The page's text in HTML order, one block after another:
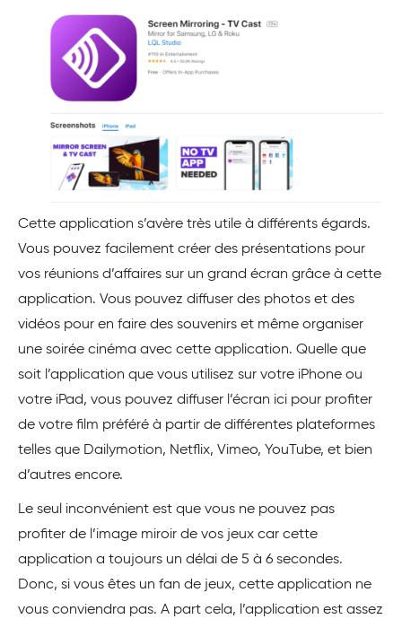
Cette application s’avère très utile à différents égards.
Vous pouvez facilement créer des présentations pour
vos réunions d’affaires sur un grand écran grâce à cette
application. Vous pouvez diffuser des photos et des
vidéos pour en faire des souvenirs et même organiser
une soirée cinéma avec cette application. Quelle que
soit l’application que vous utilisez sur votre iPhone ou
votre iPad, vous pouvez diffuser l’écran ici pour profiter
de votre film préféré à partir de différentes plateformes
telles que Dailymotion, Netflix, Vimeo, YouTube, et bien
d’autres encore.
Le seul inconvénient est que vous ne pouvez pas
profiter de l’image miroir de vos jeux car cette
application a toujours un délai de 5 à 6 secondes.
Donc, si vous êtes un fan de jeux, cette application ne
vous conviendra pas. A part cela, l’application est assez